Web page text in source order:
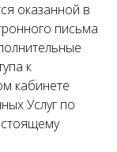
оказанной в
письма
к
кабинете
Услуг по